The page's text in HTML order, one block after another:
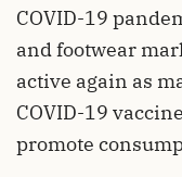
COVID-19
and footwear
active again as
COVID-19
promote